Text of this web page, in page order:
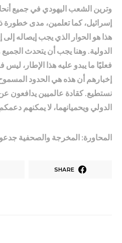
وترين الشعب اليهودي في جميع
إسرائيل، كما تعلمين، مدى خطورة
هذا هو الحوار الذي يجب إيصاله
الدولية. وهنا يجب أن يتحدث
فعليًا ما يبدو عليه هذا الإطار،
إخبارهم أن هذه هي الحدود المسموح
نستطيع. كقادة عالميين يدافعون
الدولي ويحميانهما، لا يمكنهم
المحاورة: المخرجة والصحفية
SHARE